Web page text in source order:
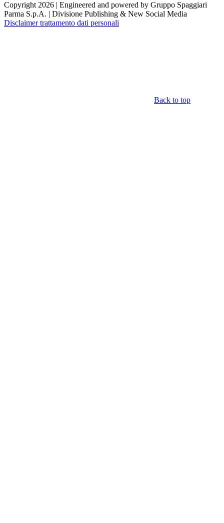
Copyright 2026 | Engineered and powered by Gruppo Spaggiari
Parma S.p.A. | Divisione Publishing & New Social Media
Disclaimer trattamento dati personali
Back to top